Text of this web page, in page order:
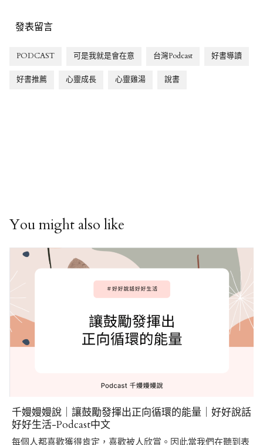
發表留言
PODCAST 可是我就是會在意 台灣Podcast 好書導讀
好書推薦 心靈成長 心靈雞湯 說書
You might also like
千嫚嫚嫚說｜讓鼓勵發揮出正向循環的能量｜好好說話
好好生活-Podcast中文
每個人都喜歡獲得肯定，喜歡被人欣賞。因此當我們在聽到表